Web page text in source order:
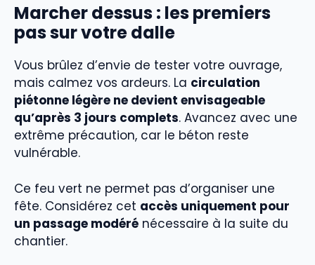
Marcher dessus : les premiers
pas sur votre dalle
Vous brûlez d’envie de tester votre ouvrage,
mais calmez vos ardeurs. La circulation
piétonne légère ne devient envisageable
qu’après 3 jours complets. Avancez avec une
extrême précaution, car le béton reste
vulnérable.
Ce feu vert ne permet pas d’organiser une
fête. Considérez cet accès uniquement pour
un passage modéré nécessaire à la suite du
chantier.